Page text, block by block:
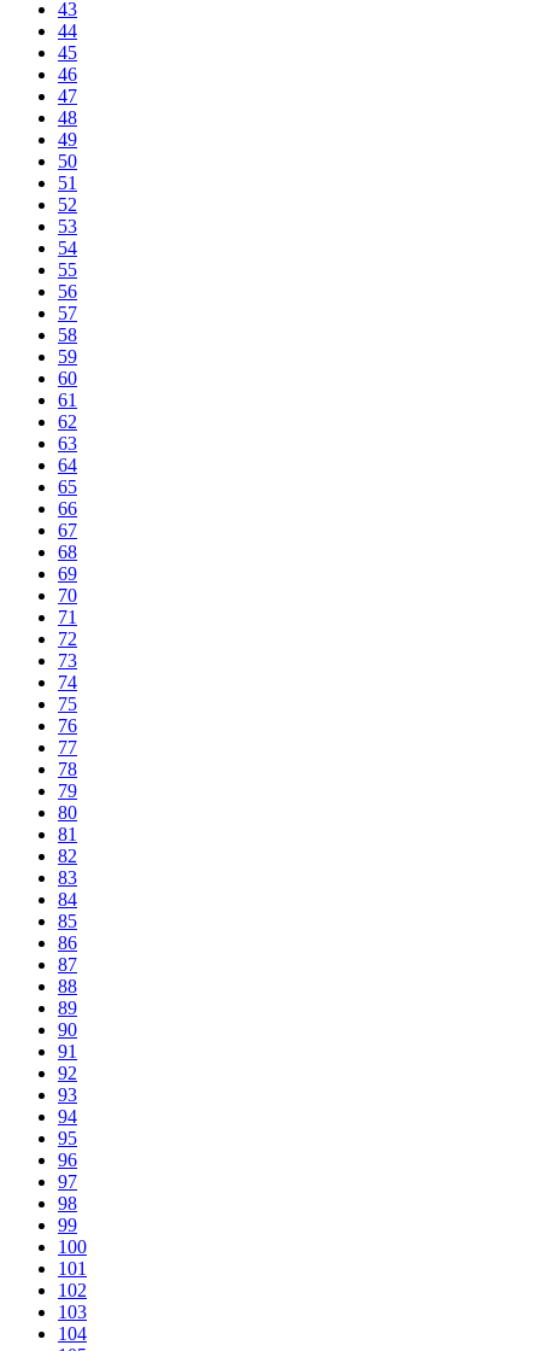
43
44
45
46
47
48
49
50
51
52
53
54
55
56
57
58
59
60
61
62
63
64
65
66
67
68
69
70
71
72
73
74
75
76
77
78
79
80
81
82
83
84
85
86
87
88
89
90
91
92
93
94
95
96
97
98
99
100
101
102
103
104